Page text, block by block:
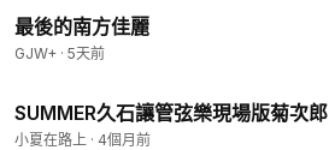
最後的南方佳麗
GJW+ · 5天前
SUMMER久石讓管弦樂現場版菊次
小夏在路上 · 4個月前